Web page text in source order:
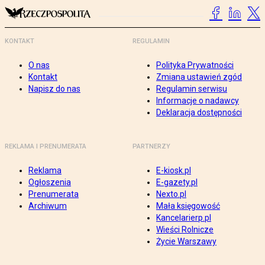
KONTAKT
O nas
Kontakt
Napisz do nas
REGULAMIN
Polityka Prywatności
Zmiana ustawień zgód
Regulamin serwisu
Informacje o nadawcy
Deklaracja dostępności
REKLAMA I PRENUMERATA
Reklama
Ogłoszenia
Prenumerata
Archiwum
PARTNERZY
E-kiosk.pl
E-gazety.pl
Nexto.pl
Mała księgowość
Kancelarierp.pl
Wieści Rolnicze
Życie Warszawy